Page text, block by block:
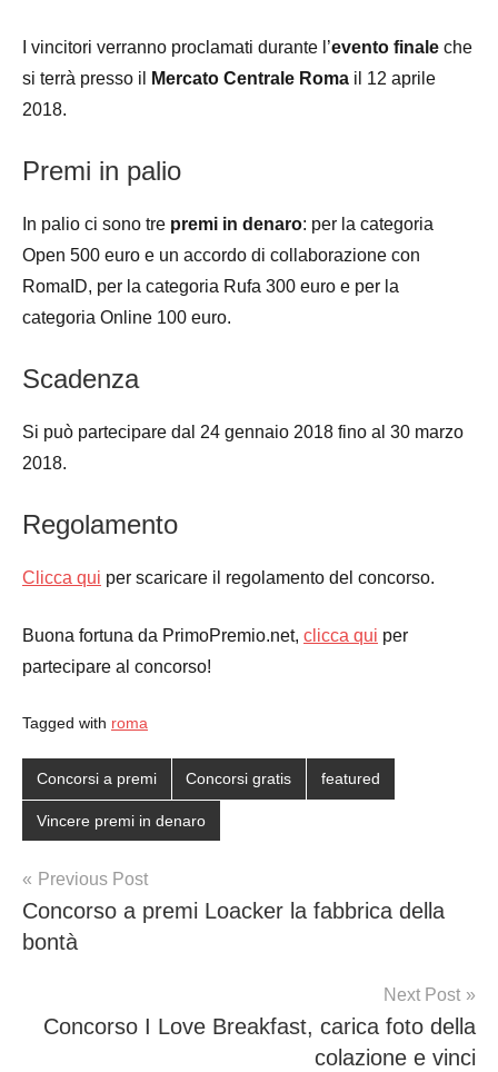
I vincitori verranno proclamati durante l’evento finale che
si terrà presso il
Mercato Centrale Roma il 12 aprile
2018.
Premi in palio
In palio ci sono tre premi in denaro: per la categoria
Open 500 euro e un accordo di collaborazione con
RomaID, per la categoria Rufa 300 euro e per la
categoria Online 100 euro.
Scadenza
Si può partecipare dal 24 gennaio 2018 fino al 30 marzo
2018.
Regolamento
Clicca qui per scaricare il regolamento del concorso.
Buona fortuna da PrimoPremio.net, clicca qui per
partecipare al concorso!
Tagged with roma
Concorsi a premi Concorsi gratis featured
Vincere premi in denaro
Post
navigation
Previous Post
Concorso a premi Loacker la fabbrica della
bontà
Next Post
Concorso I Love Breakfast, carica foto della
colazione e vinci